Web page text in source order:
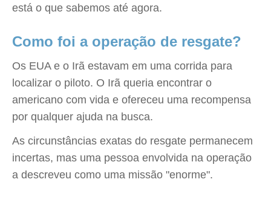
está o que sabemos até agora.
Como foi a operação de resgate?
Os EUA e o Irã estavam em uma corrida para
localizar o piloto. O Irã queria encontrar o
americano com vida e ofereceu uma recompensa
por qualquer ajuda na busca.
As circunstâncias exatas do resgate permanecem
incertas, mas uma pessoa envolvida na operação
a descreveu como uma missão "enorme".